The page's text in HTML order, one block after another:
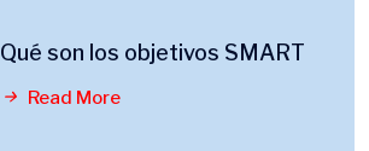
Qué son los objetivos SMART
Read More